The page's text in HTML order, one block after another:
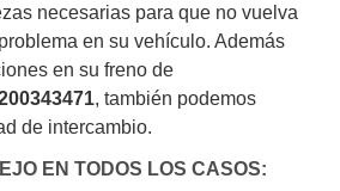
necesarias para que no vuelva
en su vehículo. Además
en su freno de
, también podemos
de intercambio.
EN TODOS LOS CASOS: